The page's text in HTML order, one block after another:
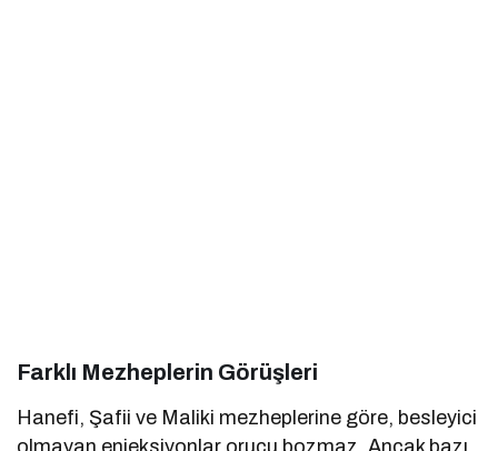
Farklı Mezheplerin Görüşleri
Hanefi, Şafii ve Maliki mezheplerine göre, besleyici